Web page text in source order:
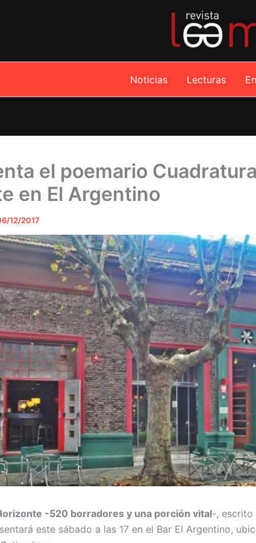
Noticias Lecturas
el poemario
en El Argentino
12/2017
-520 borradores y una porción vital-, escrito
este sábado a las 17 en el Bar El Argentino,